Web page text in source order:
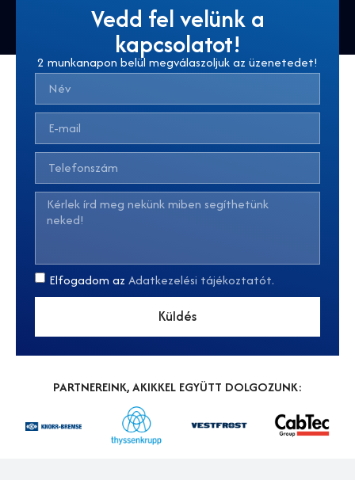
PARTNEREINK, AKIKKEL EGYÜTT DOLGOZUNK:
Vedd fel velünk a
kapcsolatot!
2 munkanapon belül megválaszoljuk az üzenetedet!
Elfogadom az Adatkezelési tájékoztatót.
Küldés